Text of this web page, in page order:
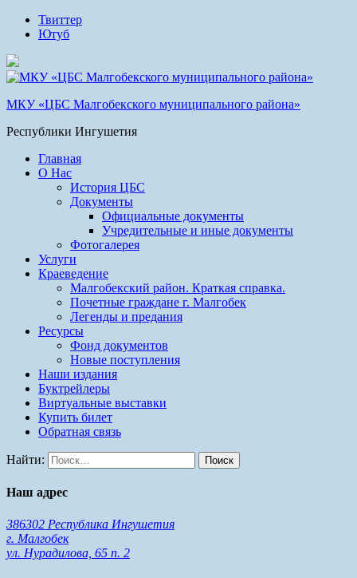
Твиттер
Ютуб
МКУ «ЦБС Малгобекского муниципального района»
Республики Ингушетия
Главная
О Нас
История ЦБС
Документы
Официальные документы
Учредительные и иные документы
Фотогалерея
Услуги
Краеведение
Малгобекский район. Краткая справка.
Почетные граждане г. Малгобек
Легенды и предания
Ресурсы
Фонд документов
Новые поступления
Наши издания
Буктрейлеры
Виртуальные выставки
Купить билет
Обратная связь
Найти:
Наш адрес
386302 Республика Ингушетия
г. Малгобек
ул. Нурадилова, 65 п. 2